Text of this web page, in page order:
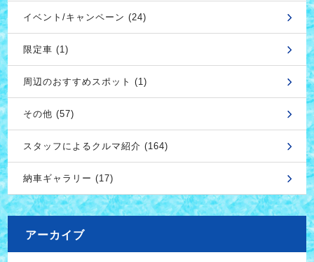
イベント/キャンペーン (24)
限定車 (1)
周辺のおすすめスポット (1)
その他 (57)
スタッフによるクルマ紹介 (164)
納車ギャラリー (17)
アーカイブ